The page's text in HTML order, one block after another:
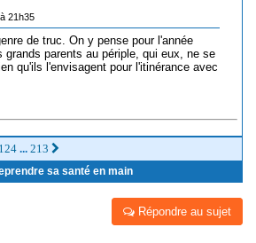
21h35
de truc. On y pense pour l'année
grands parents au périple, qui eux, ne se
qu'ils l'envisagent pour l'itinérance avec
124 ... 213
sa santé en main
Répondre au sujet